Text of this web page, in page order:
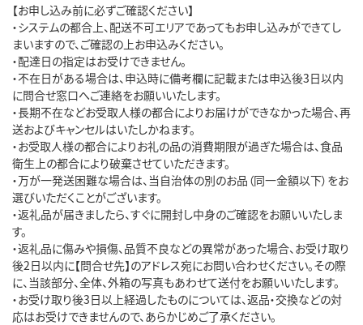
【お申し込み前に必ずご確認ください】
・システムの都合上、配送不可エリアであってもお申し込みができてし
まいますので、ご確認の上お申込みください。
・配達日の指定はお受けできません。
・不在日がある場合は、申込時に備考欄に記載または申込後3日以内
に問合せ窓口へご連絡をお願いいたします。
・長期不在などお受取人様の都合によりお届けができなかった場合、再
送およびキャンセルはいたしかねます。
・お受取人様の都合によりお礼の品の消費期限が過ぎた場合は、食品
衛生上の都合により破棄させていただきます。
・万が一発送困難な場合は、当自治体の別のお品（同一金額以下）をお
選びいただくことがございます。
・返礼品が届きましたら、すぐに開封し中身のご確認をお願いいたしま
す。
・返礼品に傷みや損傷、品質不良などの異常があった場合、お受け取り
後2日以内に【問合せ先】のアドレス宛にお問い合わせください。その際
に、当該部分、全体、外箱の写真もあわせて送付をお願いいたします。
・お受け取り後3日以上経過したものについては、返品・交換などの対
応はお受けできませんので、あらかじめご了承ください。